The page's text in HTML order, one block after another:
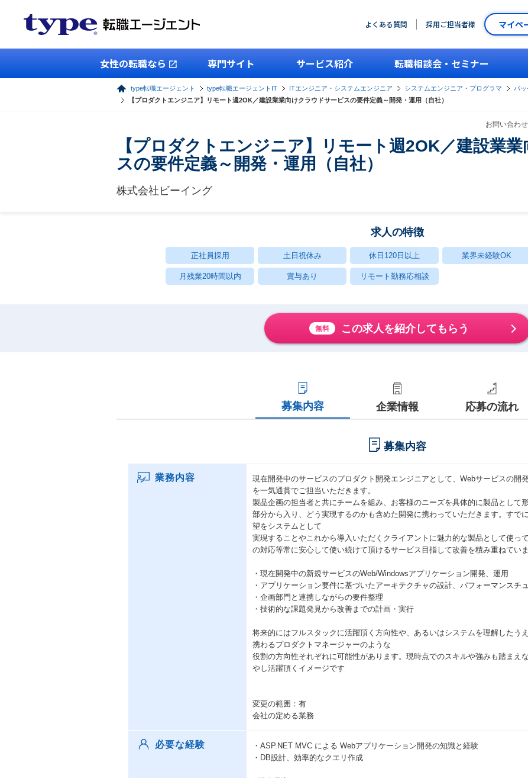
よくある質問 採用ご担当者様 マイペ
女性の転職なら 専門サイト サービス紹介 転職相談会・セミナー
type転職エージェント type転職エージェントIT ITエンジニア・システムエンジニア システムエンジニア・プログラマ
パ
【プロダクトエンジニア】リモート週2OK／建設業業向けクラウドサービスの要件定義～開発・運用（自社）
お問い合わ
【プロダクトエンジニア】リモート週2OK／建設業
スの要件定義～開発・運用（自社）
株式会社ビーイング
求人の特徴
正社員採用 土日祝休み 休日120日以上 業界未経験OK
月残業20時間以内 賞与あり リモート勤務応相談
無料 この求人を紹介してもらう
募集内容 企業情報 応募の流れ
募集内容
業務内容
現在開発中のサービスのプロダクト開発エンジニアとして、Webサービスの開
を一気通貫でご担当いただきます。
製品企画の担当者と共にチームを組み、お客様のニーズを具体的に製品として
部分から入り、どう実現するのかも含めた開発に携わっていただきます。すで
望をシステムとして
実現することやこれから導入いただくクライアントに魅力的な製品として使っ
の対応等常に安心して使い続けて頂けるサービス目指して改善を積み重ねてい
・現在開発中の新規サービスのWeb/Windowsアプリケーション開発、運用
・アプリケーション要件に基づいたアーキテクチャの設計、パフォーマンスチ
・企画部門と連携しながらの要件整理
・技術的な課題発見から改善までの計画・実行
将来的にはフルスタックに活躍頂く方向性や、あるいはシステムを理解したう
携わるプロダクトマネージャーのような
役割の方向性それぞれに可能性があります。現時点でのスキルや強みも踏まえ
やし活躍頂くイメージです
変更の範囲：有
会社の定める業務
必要な経験
・ASP.NET MVC による Webアプリケーション開発の知識と経験
・DB設計、効率的なクエリ作成